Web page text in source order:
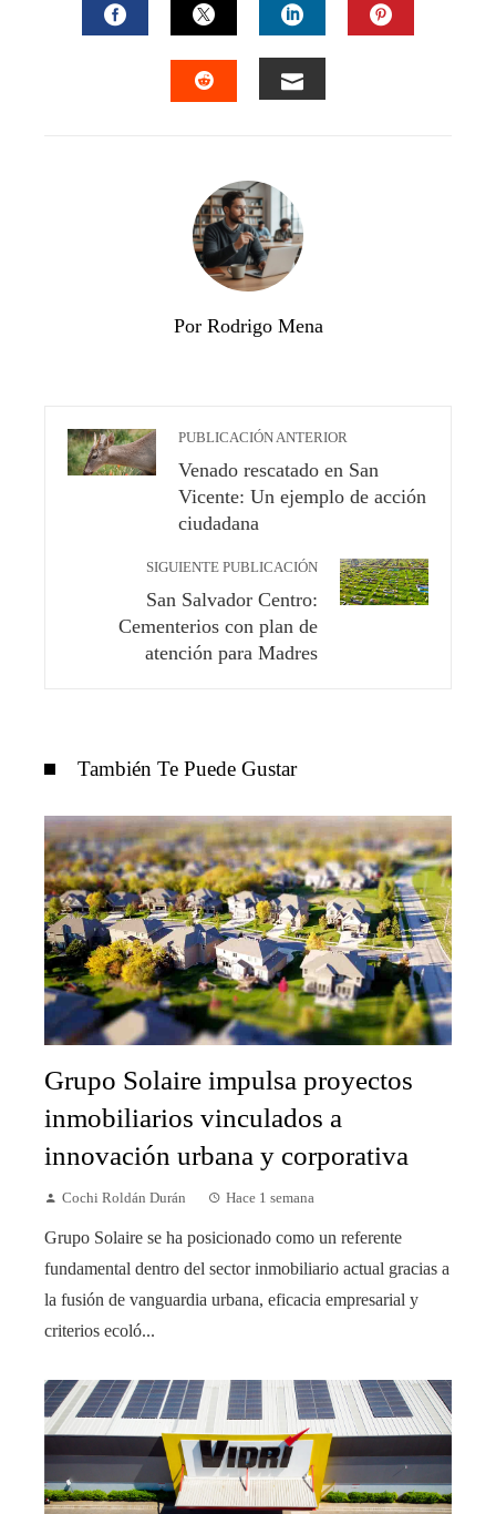
FACEBOOKTWITTERLINKEDIN
Por Rodrigo Mena
PUBLICACIÓN ANTERIOR
Venado rescatado en San
Vicente: Un ejemplo de acción
ciudadana
SIGUIENTE PUBLICACIÓN
San Salvador Centro:
Cementerios con plan de
atención para Madres
También Te Puede Gustar
Grupo Solaire impulsa proyectos
inmobiliarios vinculados a
innovación urbana y corporativa
Cochi Roldán Durán Hace 1 semana
Grupo Solaire se ha posicionado como un referente
fundamental dentro del sector inmobiliario actual gracias a
la fusión de vanguardia urbana, eficacia empresarial y
criterios ecoló...